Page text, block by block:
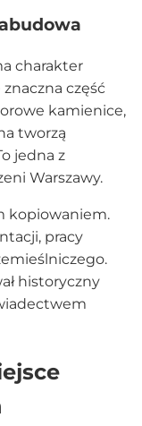
charakter
część
kamienice,
tworzą
jedna z
Warszawy.
kopiowaniem.
pracy
historyczny